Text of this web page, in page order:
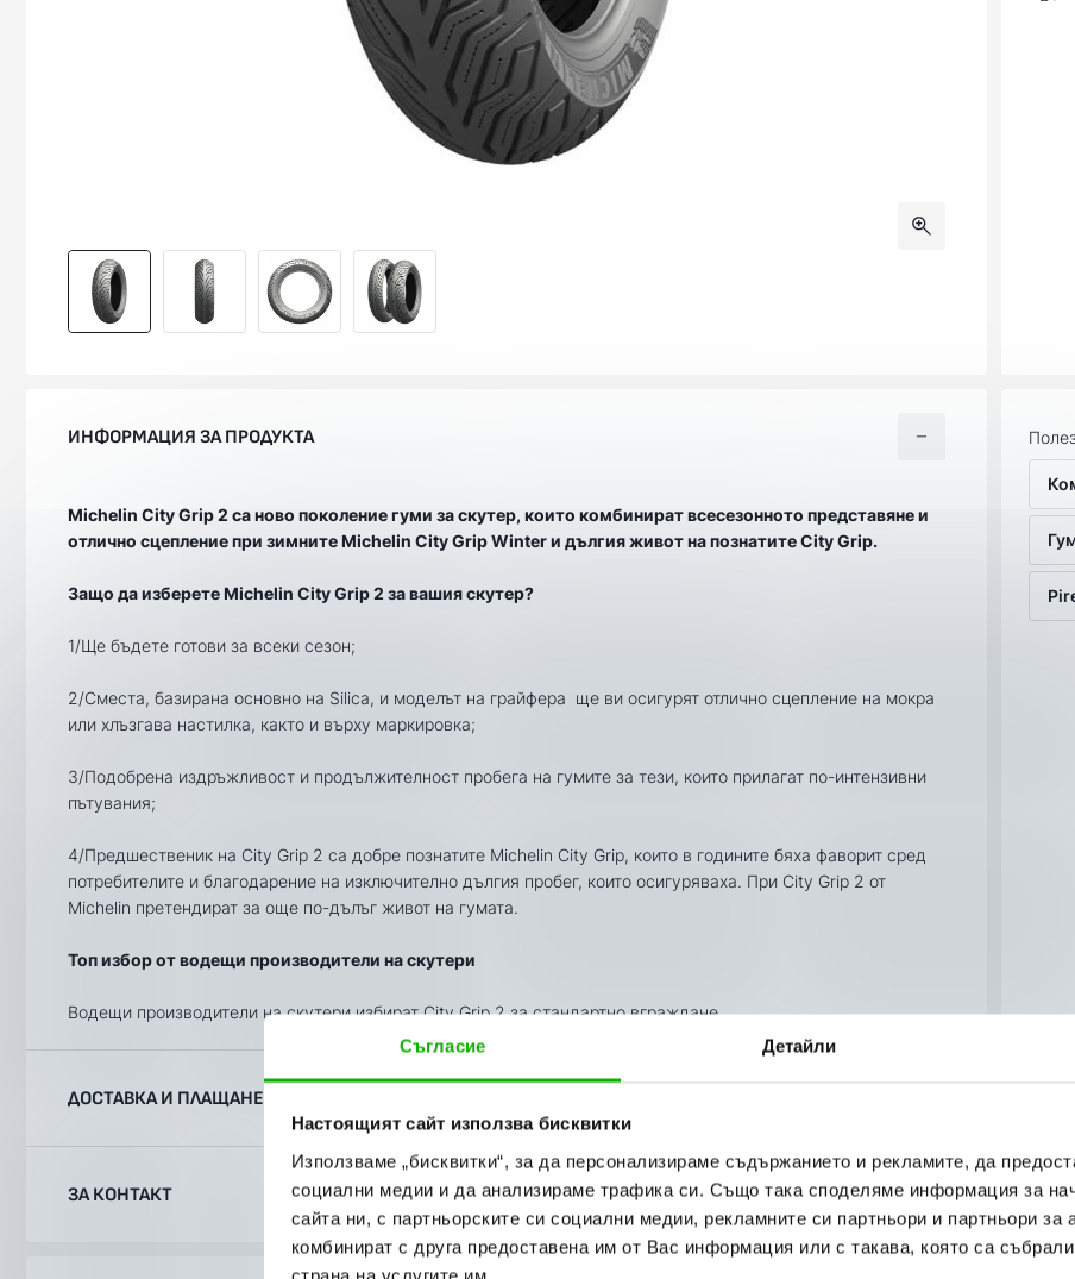
Съгласие Детайли
Настоящият сайт използва бисквитки
Използваме „бисквитки“, за да персонализираме съдържанието и рекламите, да
социални медии и да анализираме трафика си. Също така споделяме информация за
сайта ни, с партньорските си социални медии, рекламните си партньори и партньори за
комбинират с друга предоставена им от Вас информация или с такава, която са
страна на услугите им.
ИНФОРМАЦИЯ ЗА ПРОДУКТА
Michelin City Grip 2 са ново поколение гуми за скутер, които комбинират всесезонното представяне и
отлично сцепление при зимните Michelin City Grip Winter и дългия живот на познатите City Grip.
Защо да изберете Michelin City Grip 2 за вашия скутер?
1/Ще бъдете готови за всеки сезон;
2/Сместа, базирана основно на Silica, и моделът на грайфера ще ви осигурят отлично сцепление на мокра
или хлъзгава настилка, както и върху маркировка;
3/Подобрена издръжливост и продължителност пробега на гумите за тези, които прилагат по-интензивни
пътувания;
4/Предшественик на City Grip 2 са добре познатите Michelin City Grip, които в годините бяха фаворит сред
потребителите и благодарение на изключително дългия пробег, които осигуряваха. При City Grip 2 от
Michelin претендират за още по-дълъг живот на гумата.
Топ избор от водещи производители на скутери
Водещи производители на скутери избират City Grip 2 за стандартно вграждане.
ДОСТАВКА И ПЛАЩАНЕ
Ние, от BobiMX.com, се стремим към бързина и професионализъм при доставката на Вашите поръчки,
затова ползваме услугите на куриерска фирма “Еконт Експрес”.
Доставяме до всяка точка на България в рамките на 1-2 работни дни. Може да получите пратката си до
точно посочен от Вас адрес (независимо дали домашен или служебен) или до офис на "Еконт Експрес" в
ЗА КОНТАКТ